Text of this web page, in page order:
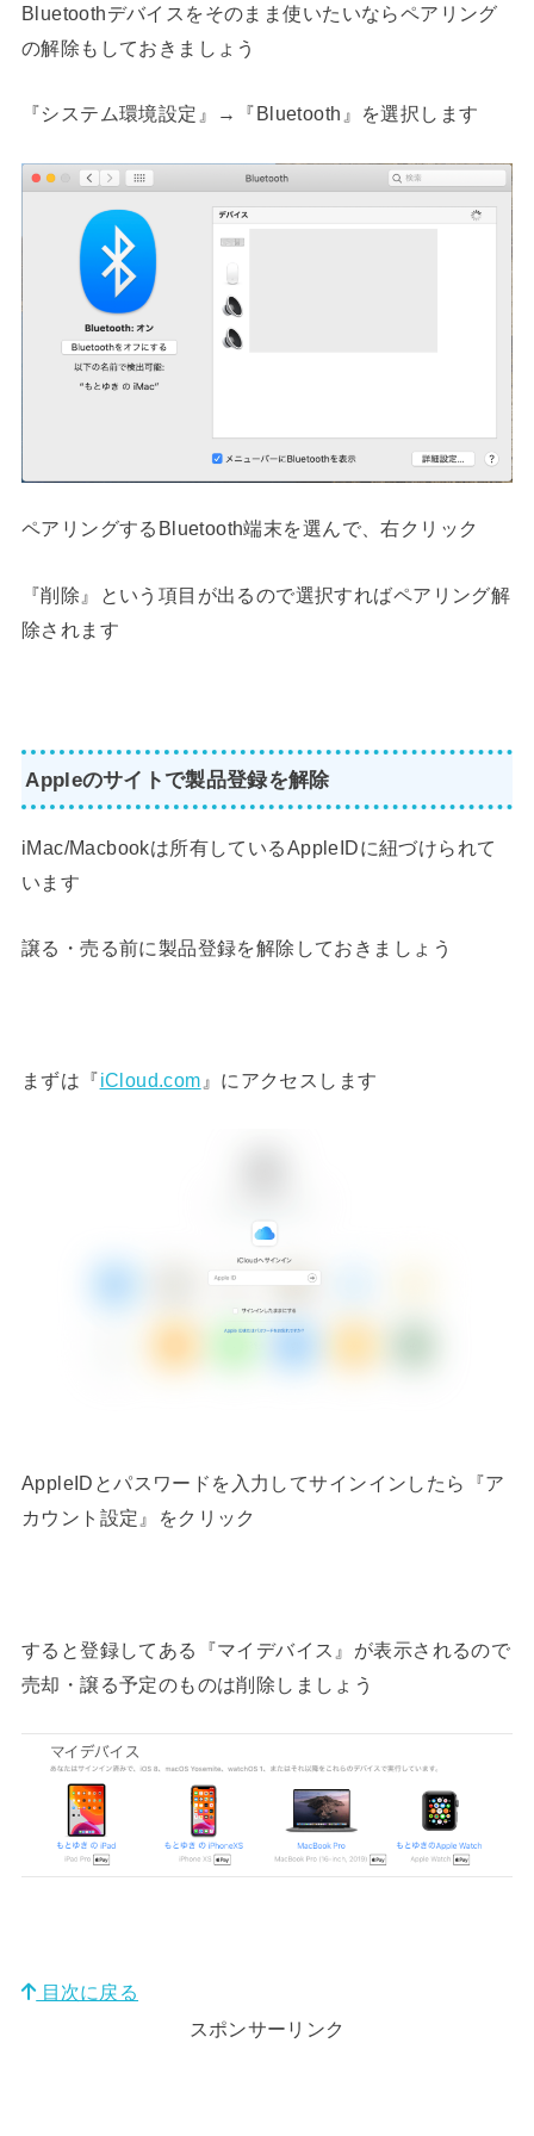
Bluetoothデバイスをそのまま使いたいならペアリング
の解除もしておきましょう
『システム環境設定』→『Bluetooth』を選択します
ペアリングするBluetooth端末を選んで、右クリック
『削除』という項目が出るので選択すればペアリング解
除されます
Appleのサイトで製品登録を解除
iMac/Macbookは所有しているAppleIDに紐づけられて
います
譲る・売る前に製品登録を解除しておきましょう
まずは『iCloud.com 』にアクセスします
AppleIDとパスワードを入力してサインインしたら『ア
カウント設定』をクリック
すると登録してある『マイデバイス』が表示されるので
売却・譲る予定のものは削除しましょう
目次に戻る
スポンサーリンク